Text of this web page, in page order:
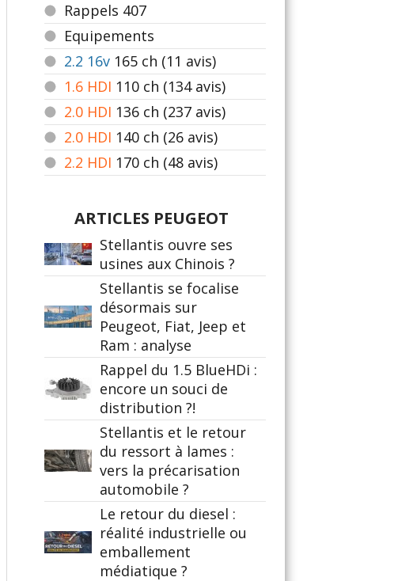
Rappels 407
Equipements
2.2 16v 165 ch (11 avis)
1.6 HDI 110 ch (134 avis)
2.0 HDI 136 ch (237 avis)
2.0 HDI 140 ch (26 avis)
2.2 HDI 170 ch (48 avis)
ARTICLES PEUGEOT
Stellantis ouvre ses
usines aux Chinois ?
Stellantis se focalise
désormais sur
Peugeot, Fiat, Jeep et
Ram : analyse
Rappel du 1.5 BlueHDi :
encore un souci de
distribution ?!
Stellantis et le retour
du ressort à lames :
vers la précarisation
automobile ?
Le retour du diesel :
réalité industrielle ou
emballement
médiatique ?